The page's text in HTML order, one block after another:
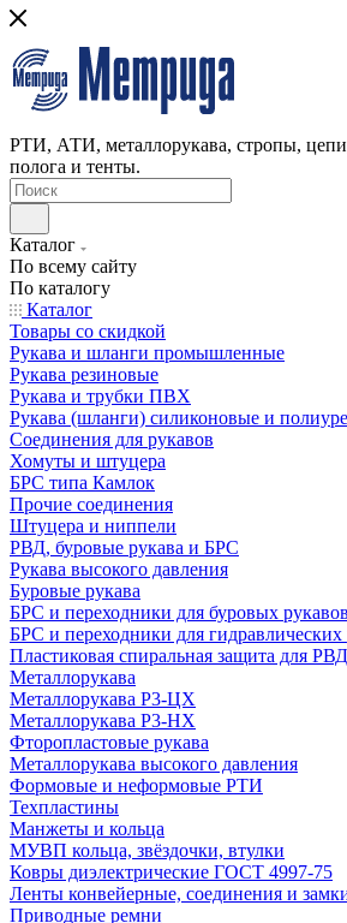
РТИ, АТИ, металлорукава, стропы,
полога и тенты.
Каталог
По всему сайту
По каталогу
Каталог
Товары со скидкой
Рукава и шланги промышленные
Рукава резиновые
Рукава и трубки ПВХ
Рукава (шланги) силиконовые и
Соединения для рукавов
Хомуты и штуцера
БРС типа Камлок
Прочие соединения
Штуцера и ниппели
РВД, буровые рукава и БРС
Рукава высокого давления
Буровые рукава
БРС и переходники для буровых рукавов
БРС и переходники для гидравлических
Пластиковая спиральная защита для РВД
Металлорукава
Металлорукава Р3-ЦХ
Металлорукава Р3-НХ
Фторопластовые рукава
Металлорукава высокого давления
Формовые и неформовые РТИ
Техпластины
Манжеты и кольца
МУВП кольца, звёздочки, втулки
Ковры диэлектрические ГОСТ 4997-75
Ленты конвейерные, соединения и
Приводные ремни